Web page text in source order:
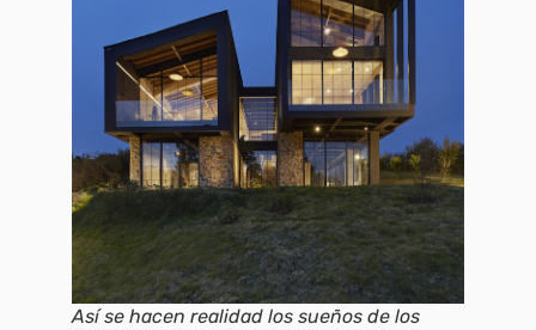
Así se hacen realidad los sueños de los